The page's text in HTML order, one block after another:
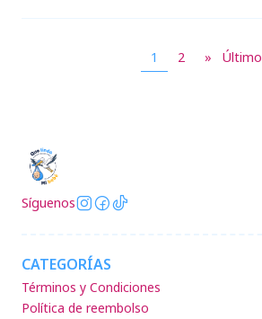
1 2 » Último
Síguenos
CATEGORÍAS
Términos y Condiciones
Política de reembolso